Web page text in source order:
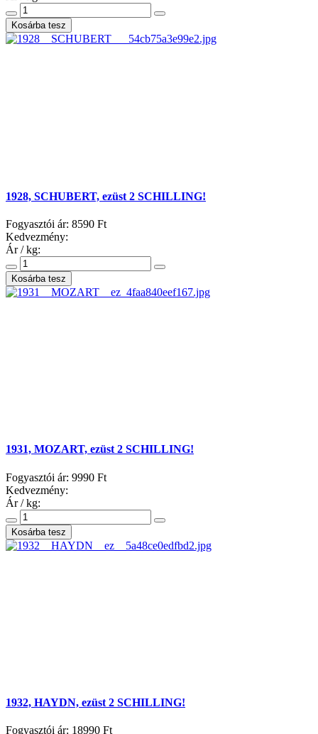
1928, SCHUBERT, ezüst 2 SCHILLING!
Fogyasztói ár: 8590 Ft
Kedvezmény:
Ár / kg:
1931, MOZART, ezüst 2 SCHILLING!
Fogyasztói ár: 9990 Ft
Kedvezmény:
Ár / kg:
1932, HAYDN, ezüst 2 SCHILLING!
Fogyasztói ár: 18990 Ft